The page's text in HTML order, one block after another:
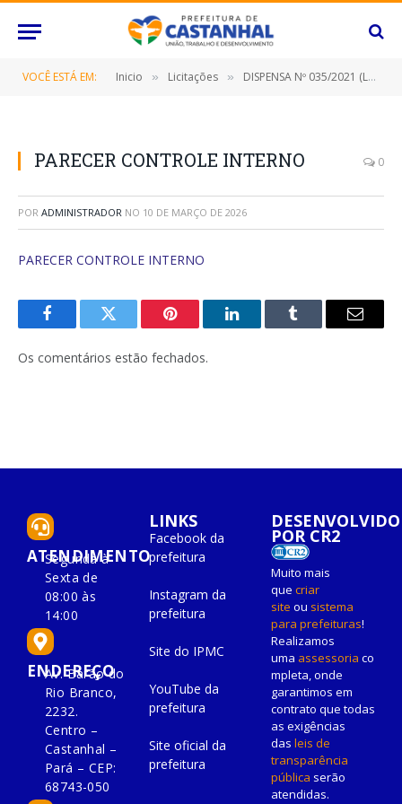
VOCÊ ESTÁ EM: Inicio » Licitações » DISPENSA Nº 035/2021 (LOCAÇÃO DE IMÓVEL)
PARECER CONTROLE INTERNO 0
POR ADMINISTRADOR NO 10 DE MARÇO DE 2026
PARECER CONTROLE INTERNO
FacebookTwitter Pinterest O
Tumblr
E-
Os comentários estão fechados.
ATENDIMENTO
Segunda à
Sexta de
08:00 às
14:00
ENDEREÇO
Av. Barão do
Rio Branco,
2232.
Centro –
Castanhal –
Pará – CEP:
68743-050
LINKS
Facebook da
prefeitura
Instagram da
prefeitura
Site do IPMC
YouTube da
prefeitura
Site oficial da
prefeitura
DESENVOLVIDO
POR CR2
Muito mais
que criar
site ou sistema
para prefeituras!
Realizamos
uma assessoria co
mpleta, onde
garantimos em
contrato que todas
as exigências
das leis de
transparência
pública serão
atendidas.